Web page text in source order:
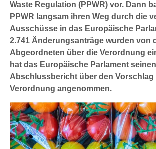
Waste Regulation (PPWR) vor. Dann
PPWR langsam ihren Weg durch die
Ausschüsse in das Europäische
2.741 Änderungsanträge wurden von
Abgeordneten über die Verordnung
hat das Europäische Parlament seinen
Abschlussbericht über den Vorschlag
Verordnung angenommen.